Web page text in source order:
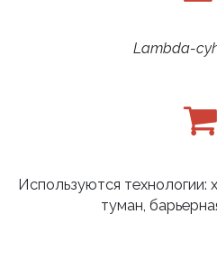
Lambda-
Используются технологии:
туман,